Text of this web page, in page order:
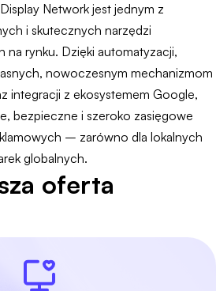
Network jest jednym z
i skutecznych narzędzi
rynku. Dzięki automatyzacji,
nowoczesnym mechanizmom
integracji z ekosystemem Google,
bezpieczne i szeroko zasięgowe
– zarówno dla lokalnych
globalnych.
oferta